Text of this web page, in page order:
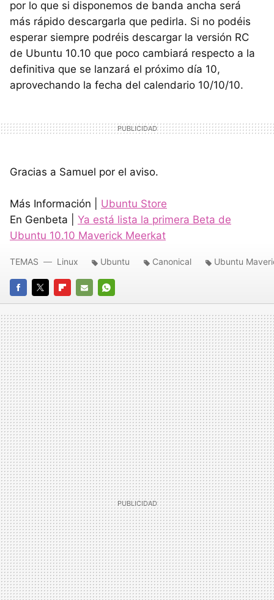
por lo que si disponemos de banda ancha será
más rápido descargarla que pedirla. Si no podéis
esperar siempre podréis descargar la versión RC
de Ubuntu 10.10 que poco cambiará respecto a la
definitiva que se lanzará el próximo día 10,
aprovechando la fecha del calendario 10/10/10.
Gracias a Samuel por el aviso.
Más Información | Ubuntu Store
En Genbeta | Ya está lista la primera Beta de
Ubuntu 10.10 Maverick Meerkat
FACEBOOK
TWITTERFLIPBOARD
E-
MAIL
WHATSAPP
TEMAS Linux Ubuntu Canonical Ubuntu